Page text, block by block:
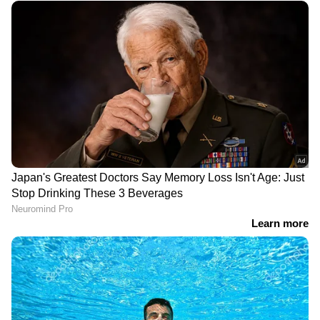
DOWNLOAD APP
കേരളത്തിലെ എല്ലാ വാർത്തകൾ
അറിയാൻ എപ്പോഴും ഏഷ്യാനെറ്റ്
ന്യൂസ് വാർത്തകൾ.Malayalam News
തത്സമയ അപ്‌ഡേറ്റുകളും ആഴത്തിലുള്ള
വിശകലനവും സമഗ്രമായ റിപ്പോർട്ടിംഗും —
എല്ലാം ഒരൊറ്റ സ്ഥലത്ത്. ഏത് സമയത്തും,